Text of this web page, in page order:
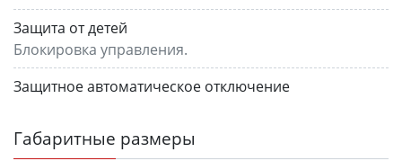
Защита от детей
Блокировка управления.
Защитное автоматическое отключение
Габаритные размеры